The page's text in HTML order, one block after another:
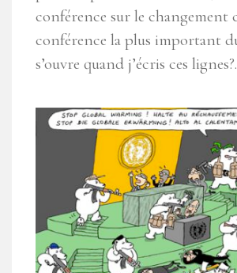
conférence sur le changement
conférence la plus important
s’ouvre quand j’écris ces